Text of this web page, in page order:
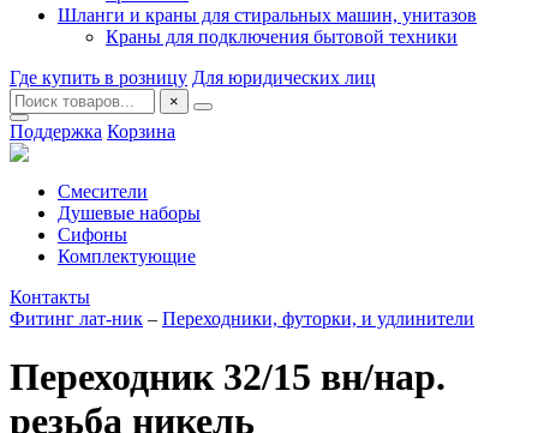
Шланги и краны для стиральных машин, унитазов
Краны для подключения бытовой техники
Где купить в розницу Для юридических лиц
×
Поддержка Корзина
Смесители
Душевые наборы
Сифоны
Комплектующие
Контакты
Фитинг лат-ник – Переходники, футорки, и удлинители
Переходник 32/15 вн/нар.
резьба никель